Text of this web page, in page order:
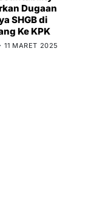
Dugaan
SHGB di
Ke KPK
11 MARET 2025